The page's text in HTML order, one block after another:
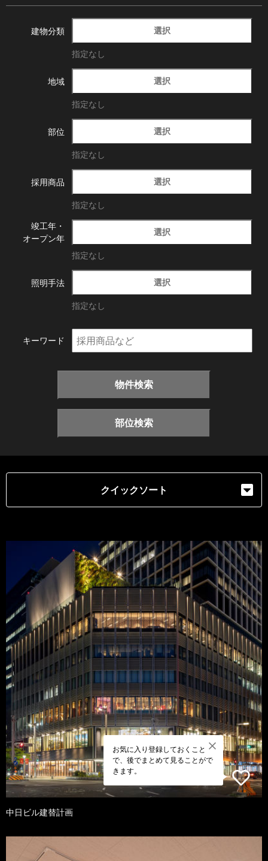
建物分類 選択
指定なし
地域 選択
指定なし
部位 選択
指定なし
採用商品 選択
指定なし
竣工年・
オープン年
選択
指定なし
照明手法 選択
指定なし
キーワード
物件検索
部位検索
クイックソート
お気に入り登録しておくこと
で、後でまとめて見ることがで
きます。
中日ビル建替計画